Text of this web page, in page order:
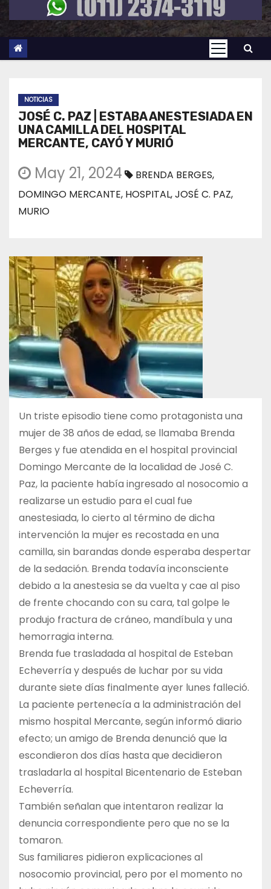
NOTICIAS
JOSÉ C. PAZ | ESTABA ANESTESIADA EN
UNA CAMILLA DEL HOSPITAL
MERCANTE, CAYÓ Y MURIÓ
May 21, 2024 BRENDA BERGES,
DOMINGO MERCANTE, HOSPITAL,JOSÉ C. PAZ,
MURIO
Un triste episodio tiene como protagonista una
mujer de 38 años de edad, se llamaba Brenda
Berges y fue atendida en el hospital provincial
Domingo Mercante de la localidad de José C.
Paz, la paciente había ingresado al nosocomio a
realizarse un estudio para el cual fue
anestesiada, lo cierto al término de dicha
intervención la mujer es recostada en una
camilla, sin barandas donde esperaba despertar
de la sedación. Brenda todavía inconsciente
debido a la anestesia se da vuelta y cae al piso
de frente chocando con su cara, tal golpe le
produjo fractura de cráneo, mandíbula y una
hemorragia interna.
Brenda fue trasladada al hospital de Esteban
Echeverría y después de luchar por su vida
durante siete días finalmente ayer lunes falleció.
La paciente pertenecía a la administración del
mismo hospital Mercante, según informó diario
efecto; un amigo de Brenda denunció que la
escondieron dos días hasta que decidieron
trasladarla al hospital Bicentenario de Esteban
Echeverría.
También señalan que intentaron realizar la
denuncia correspondiente pero que no se la
tomaron.
Sus familiares pidieron explicaciones al
nosocomio provincial, pero por el momento no